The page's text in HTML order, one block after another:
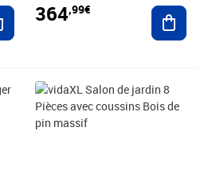
Ajouter au panier
364,99€
Prix 670,99€